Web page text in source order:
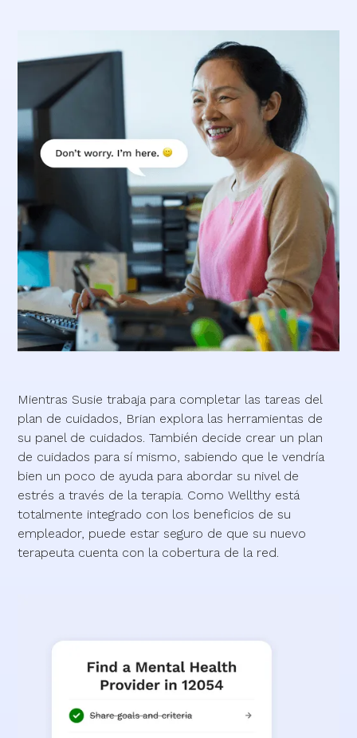
Mientras Susie trabaja para completar las tareas del
plan de cuidados, Brian explora las herramientas de
su panel de cuidados. También decide crear un plan
de cuidados para sí mismo, sabiendo que le vendría
bien un poco de ayuda para abordar su nivel de
estrés a través de la terapia. Como Wellthy está
totalmente integrado con los beneficios de su
empleador, puede estar seguro de que su nuevo
terapeuta cuenta con la cobertura de la red.